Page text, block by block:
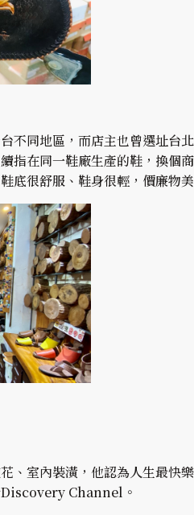
不同地區，而店主也曾選址
指在同一鞋廠生產的鞋，換
底很舒服、鞋身很輕，價廉物美
、室內裝潢，他認為人生最快
Discovery Channel。